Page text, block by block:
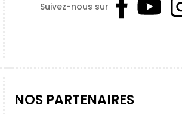
Suivez-nous sur
NOS PARTENAIRES